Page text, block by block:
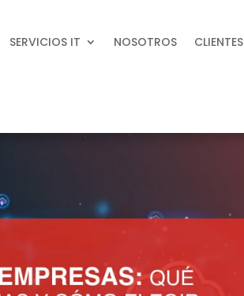
SERVICIOS IT NOSOTROS CLIENTES